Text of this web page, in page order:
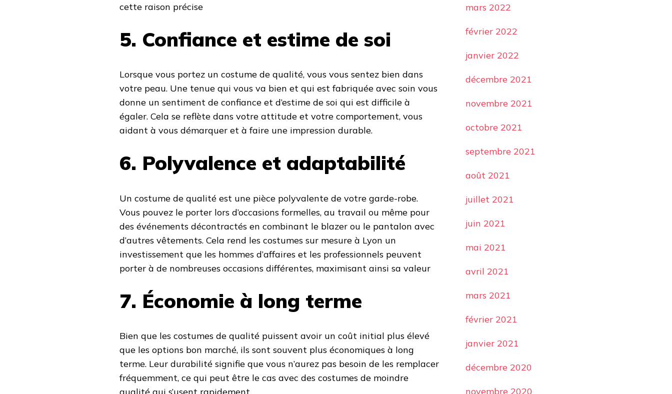
cette raison précise
5. Confiance et estime de soi
Lorsque vous portez un costume de qualité, vous vous sentez bien dans
votre peau. Une tenue qui vous va bien et qui est fabriquée avec soin vous
donne un sentiment de confiance et d’estime de soi qui est difficile à
égaler. Cela se reflète dans votre attitude et votre comportement, vous
aidant à vous démarquer et à faire une impression durable.
6. Polyvalence et adaptabilité
Un costume de qualité est une pièce polyvalente de votre garde-robe.
Vous pouvez le porter lors d’occasions formelles, au travail ou même pour
des événements décontractés en combinant le blazer ou le pantalon avec
d’autres vêtements. Cela rend les costumes sur mesure à Lyon un
investissement que les hommes d’affaires et les professionnels peuvent
porter à de nombreuses occasions différentes, maximisant ainsi sa valeur
7. Économie à long terme
Bien que les costumes de qualité puissent avoir un coût initial plus élevé
que les options bon marché, ils sont souvent plus économiques à long
terme. Leur durabilité signifie que vous n’aurez pas besoin de les remplacer
fréquemment, ce qui peut être le cas avec des costumes de moindre
qualité qui s’usent rapidement.
mars 2022
février 2022
janvier 2022
décembre 2021
novembre 2021
octobre 2021
septembre 2021
août 2021
juillet 2021
juin 2021
mai 2021
avril 2021
mars 2021
février 2021
janvier 2021
décembre 2020
novembre 2020